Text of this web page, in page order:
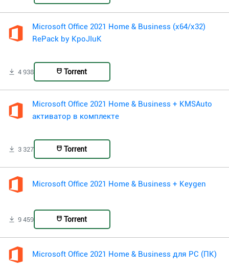
Microsoft Office 2021 Home & Business (x64/x32)
RePack by KpoJIuK
4 938 Torrent
Microsoft Office 2021 Home & Business + KMSAuto
активатор в комплекте
3 327 Torrent
Microsoft Office 2021 Home & Business + Keygen
9 459 Torrent
Microsoft Office 2021 Home & Business для PC (ПК)